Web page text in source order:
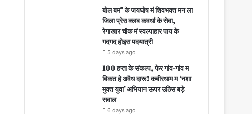
बोल बम” के जयघोष मं शिवभक्त मन ला
जिला प्रेस क्लब कवर्धा के सेवा,
रेगाखार चौक मं स्वल्पाहार पाय के
गदगद होइस पदयात्री
5 days ago
100 हप्ता के संकल्प, फेर गांव-गांव म
बिकत हे अवैध दारू! कबीरधाम म ‘नशा
मुक्त युवा’ अभियान ऊपर उठिस बड़े
सवाल
6 days ago